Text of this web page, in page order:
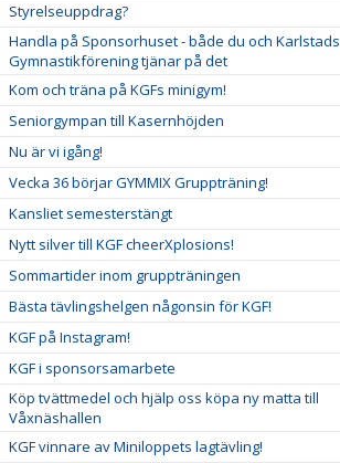
Styrelseuppdrag?
Handla på Sponsorhuset - både du och Karlstads
Gymnastikförening tjänar på det
Kom och träna på KGFs minigym!
Seniorgympan till Kasernhöjden
Nu är vi igång!
Vecka 36 börjar GYMMIX Gruppträning!
Kansliet semesterstängt
Nytt silver till KGF cheerXplosions!
Sommartider inom gruppträningen
Bästa tävlingshelgen någonsin för KGF!
KGF på Instagram!
KGF i sponsorsamarbete
Köp tvättmedel och hjälp oss köpa ny matta till
Våxnäshallen
KGF vinnare av Miniloppets lagtävling!